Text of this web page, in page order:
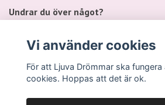
Undrar du över något?
Sociala medier
Vi använder cookies
För att Ljuva Drömmar ska fungera
cookies. Hoppas att det är ok.